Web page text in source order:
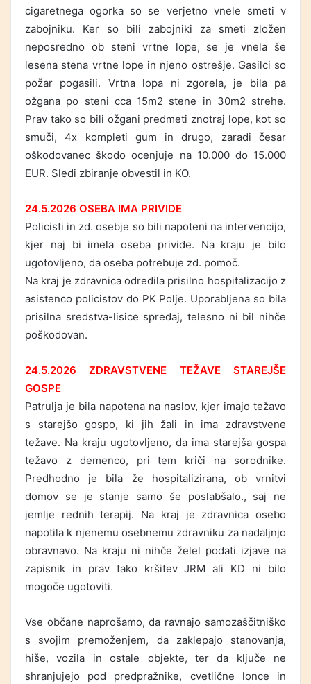
cigaretnega ogorka so se verjetno vnele smeti v
zabojniku. Ker so bili zabojniki za smeti zložen
neposredno ob steni vrtne lope, se je vnela še
lesena stena vrtne lope in njeno ostrešje. Gasilci so
požar pogasili. Vrtna lopa ni zgorela, je bila pa
ožgana po steni cca 15m2 stene in 30m2 strehe.
Prav tako so bili ožgani predmeti znotraj lope, kot so
smuči, 4x kompleti gum in drugo, zaradi česar
oškodovanec škodo ocenjuje na 10.000 do 15.000
EUR. Sledi zbiranje obvestil in KO.
24.5.2026 OSEBA IMA PRIVIDE
Policisti in zd. osebje so bili napoteni na intervencijo,
kjer naj bi imela oseba privide. Na kraju je bilo
ugotovljeno, da oseba potrebuje zd. pomoč.
Na kraj je zdravnica odredila prisilno hospitalizacijo z
asistenco policistov do PK Polje. Uporabljena so bila
prisilna sredstva-lisice spredaj, telesno ni bil nihče
poškodovan.
24.5.2026 ZDRAVSTVENE TEŽAVE STAREJŠE
GOSPE
Patrulja je bila napotena na naslov, kjer imajo težavo
s starejšo gospo, ki jih žali in ima zdravstvene
težave. Na kraju ugotovljeno, da ima starejša gospa
težavo z demenco, pri tem kriči na sorodnike.
Predhodno je bila že hospitalizirana, ob vrnitvi
domov se je stanje samo še poslabšalo., saj ne
jemlje rednih terapij. Na kraj je zdravnica osebo
napotila k njenemu osebnemu zdravniku za nadaljnjo
obravnavo. Na kraju ni nihče želel podati izjave na
zapisnik in prav tako kršitev JRM ali KD ni bilo
mogoče ugotoviti.
Vse občane naprošamo, da ravnajo samozaščitniško
s svojim premoženjem, da zaklepajo stanovanja,
hiše, vozila in ostale objekte, ter da ključe ne
shranjujejo pod predpražnike, cvetlične lonce in